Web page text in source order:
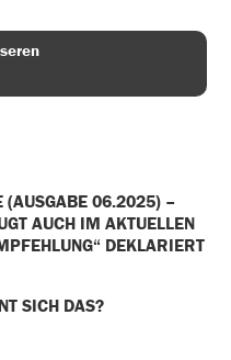
(AUSGABE 06.2025) –
AUCH IM AKTUELLEN
DEKLARIERT
SICH DAS?